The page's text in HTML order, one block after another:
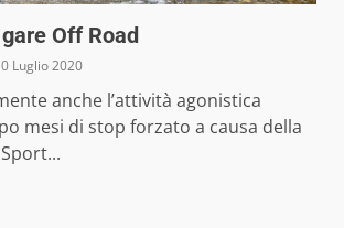
Off Road
Luglio 2020
anche l’attività agonistica
mesi di stop forzato a causa della